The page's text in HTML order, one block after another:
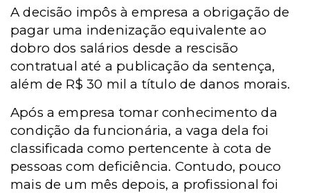
A decisão impôs à empresa a obrigação de
pagar uma indenização equivalente ao
dobro dos salários desde a rescisão
contratual até a publicação da sentença,
além de R$ 30 mil a título de danos morais.
Após a empresa tomar conhecimento da
condição da funcionária, a vaga dela foi
classificada como pertencente à cota de
pessoas com deficiência. Contudo, pouco
mais de um mês depois, a profissional foi